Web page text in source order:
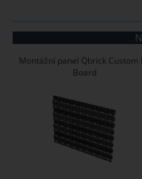
Montážní panel Qbrick Custom
Board